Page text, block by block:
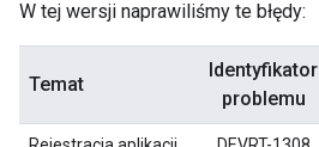
W tej wersji naprawiliśmy te błędy:
Temat
Identyfikator
problemu